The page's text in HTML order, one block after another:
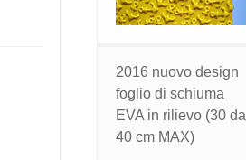
2016 nuovo design
foglio di schiuma
EVA in rilievo (30 da
40 cm MAX)